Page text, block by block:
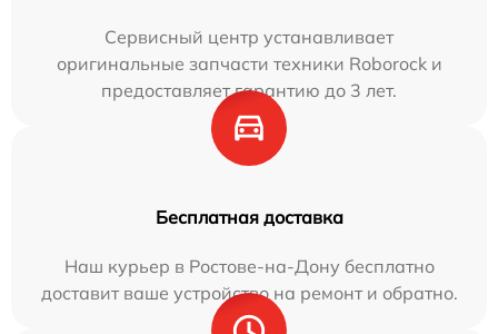
Сервисный центр устанавливает
оригинальные запчасти техники Roborock и
предоставляет гарантию до 3 лет.
Бесплатная доставка
Наш курьер в Ростове-на-Дону бесплатно
доставит ваше устройство на ремонт и обратно.